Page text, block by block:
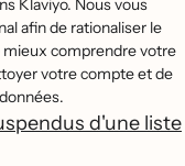
Klaviyo. Nous vous
afin de rationaliser le
mieux comprendre votre
votre compte et de
d'une liste